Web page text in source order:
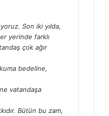
Son iki yılda,
yerinde farklı
çok ağır
bedeline,
vatandaşa
Bütün bu zam,